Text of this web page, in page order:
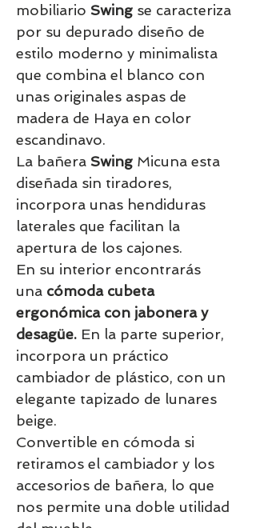
mobiliario Swing se caracteriza
por su depurado diseño de
estilo moderno y minimalista
que combina el blanco con
unas originales aspas de
madera de Haya en color
escandinavo.
La bañera Swing Micuna esta
diseñada sin tiradores,
incorpora unas hendiduras
laterales que facilitan la
apertura de los cajones.
En su interior encontrarás
una cómoda cubeta
ergonómica con jabonera y
desagüe. En la parte superior,
incorpora un práctico
cambiador de plástico, con un
elegante tapizado de lunares
beige.
Convertible en cómoda si
retiramos el cambiador y los
accesorios de bañera, lo que
nos permite una doble utilidad